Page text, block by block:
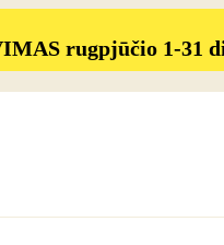
rugpjūčio 1-31